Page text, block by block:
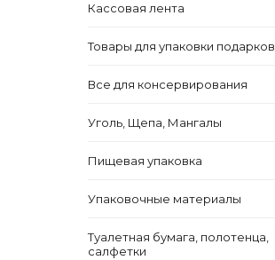
Кассовая лента
Товары для упаковки подарков
Все для консервирования
Уголь, Щепа, Мангалы
Пищевая упаковка
Упаковочные материалы
Туалетная бумага, полотенца,
салфетки